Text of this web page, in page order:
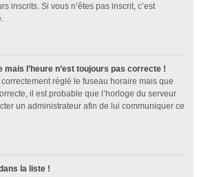
inscrits. Si vous n’êtes pas inscrit, c’est
mais l’heure n’est toujours pas correcte !
réglé le fuseau horaire mais que
il est probable que l’horloge du serveur
un administrateur afin de lui communiquer ce
la liste !